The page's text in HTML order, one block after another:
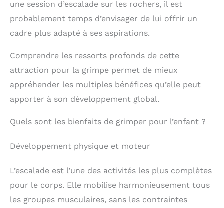
une session d’escalade sur les rochers, il est
probablement temps d’envisager de lui offrir un
cadre plus adapté à ses aspirations.
Comprendre les ressorts profonds de cette
attraction pour la grimpe permet de mieux
appréhender les multiples bénéfices qu’elle peut
apporter à son développement global.
Quels sont les bienfaits de grimper pour l’enfant ?
Développement physique et moteur
L’escalade est l’une des activités les plus complètes
pour le corps. Elle mobilise harmonieusement tous
les groupes musculaires, sans les contraintes